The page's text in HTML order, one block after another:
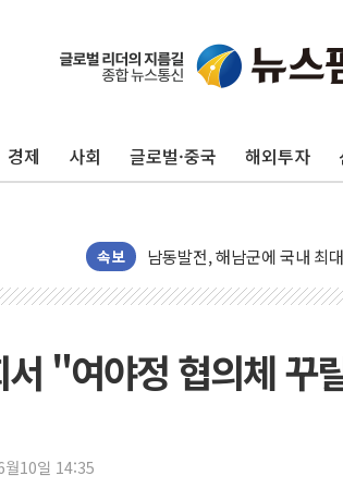
경제 사회 글로벌·중국 해외투자
속보
[사진] 빈살만과 에르도안의
남동발전, 해남군에 국내 최
황희 '폐버스 청년주택'
폭염 누그러지고 가뭄 숙지
사우디·튀르키예·파키스탄,
서 "여야정 협의체
월10일 14:35